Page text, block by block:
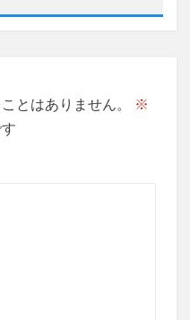
とはありません。
※